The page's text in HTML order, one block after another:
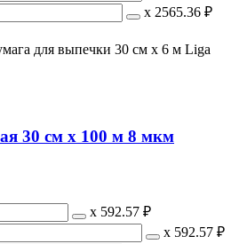
х 2565.36 ₽
для выпечки 30 см х 6 м Liga
30 см х 100 м 8 мкм
х 592.57 ₽
х 592.57 ₽